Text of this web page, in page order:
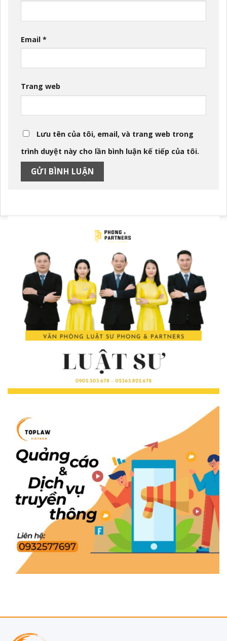
Email *
Trang web
Lưu tên của tôi, email, và trang web trong
trình duyệt này cho lần bình luận kế tiếp của tôi.